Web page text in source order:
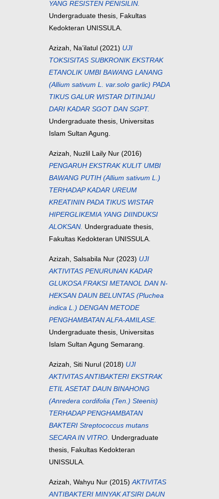
YANG RESISTEN PENISILIN.
Undergraduate thesis, Fakultas
Kedokteran UNISSULA.
Azizah, Na’ilatul (2021) UJI
TOKSISITAS SUBKRONIK EKSTRAK
ETANOLIK UMBI BAWANG LANANG
(Allium sativum L. var.solo garlic) PADA
TIKUS GALUR WISTAR DITINJAU
DARI KADAR SGOT DAN SGPT.
Undergraduate thesis, Universitas
Islam Sultan Agung.
Azizah, Nuzlil Laily Nur (2016)
PENGARUH EKSTRAK KULIT UMBI
BAWANG PUTIH (Allium sativum L.)
TERHADAP KADAR UREUM
KREATININ PADA TIKUS WISTAR
HIPERGLIKEMIA YANG DIINDUKSI
ALOKSAN. Undergraduate thesis,
Fakultas Kedokteran UNISSULA.
Azizah, Salsabila Nur (2023) UJI
AKTIVITAS PENURUNAN KADAR
GLUKOSA FRAKSI METANOL DAN N-
HEKSAN DAUN BELUNTAS (Pluchea
indica L.) DENGAN METODE
PENGHAMBATAN ALFA-AMILASE.
Undergraduate thesis, Universitas
Islam Sultan Agung Semarang.
Azizah, Siti Nurul (2018) UJI
AKTIVITAS ANTIBAKTERI EKSTRAK
ETIL ASETAT DAUN BINAHONG
(Anredera cordifolia (Ten.) Steenis)
TERHADAP PENGHAMBATAN
BAKTERI Streptococcus mutans
SECARA IN VITRO. Undergraduate
thesis, Fakultas Kedokteran
UNISSULA.
Azizah, Wahyu Nur (2015)AKTIVITAS
ANTIBAKTERI MINYAK ATSIRI DAUN